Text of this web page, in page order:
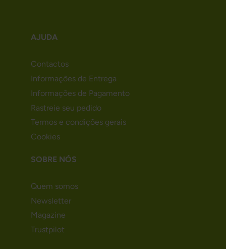
AJUDA
Contactos
Informações de Entrega
Informações de Pagamento
Rastreie seu pedido
Termos e condições gerais
Cookies
SOBRE NÓS
Quem somos
Newsletter
Magazine
Trustpilot